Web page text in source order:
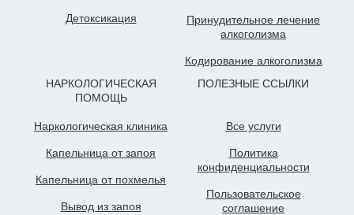
Детоксикация
Принудительное лечение
алкоголизма
Кодирование алкоголизма
НАРКОЛОГИЧЕСКАЯ
ПОМОЩЬ
Наркологическая клиника
Капельница от запоя
Капельница от похмелья
Вывод из запоя
ПОЛЕЗНЫЕ ССЫЛКИ
Все услуги
Политика
конфиденциальности
Пользовательское
cоглашение